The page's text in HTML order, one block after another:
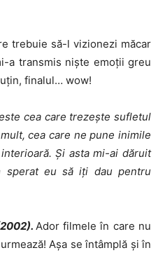
trebuie să-l vizionezi măcar
a transmis nişte emoţii greu
finalul… wow!
cea care trezeşte sufletul
cea care ne pune inimile
Şi asta mi-ai dăruit
sperat eu să iţi dau pentru
Ador filmele în care nu
Aşa se întâmplă şi în